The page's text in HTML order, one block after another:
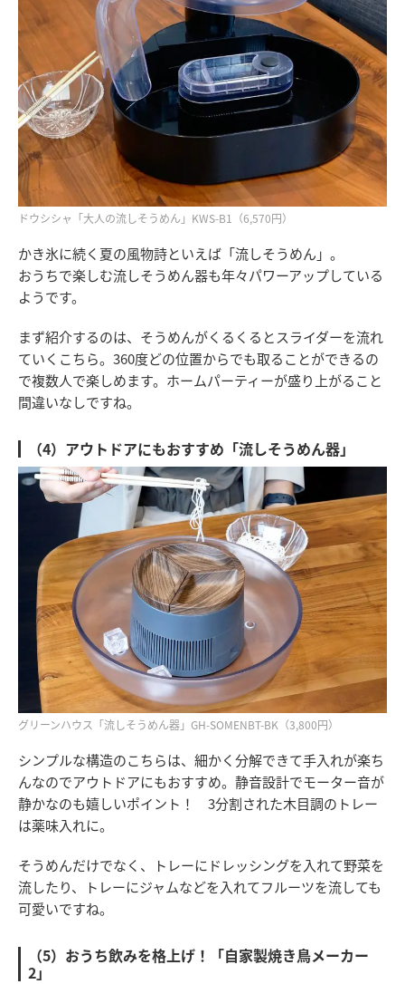
ドウシシャ「大人の流しそうめん」KWS-B1（6,570円）
かき氷に続く夏の風物詩といえば「流しそうめん」。
おうちで楽しむ流しそうめん器も年々パワーアップしている
ようです。
まず紹介するのは、そうめんがくるくるとスライダーを流れ
ていくこちら。360度どの位置からでも取ることができるの
で複数人で楽しめます。ホームパーティーが盛り上がること
間違いなしですね。
（4）アウトドアにもおすすめ「流しそうめん器」
グリーンハウス「流しそうめん器」GH-SOMENBT-BK（3,800円）
シンプルな構造のこちらは、細かく分解できて手入れが楽ち
んなのでアウトドアにもおすすめ。静音設計でモーター音が
静かなのも嬉しいポイント！ 3分割された木目調のトレー
は薬味入れに。
そうめんだけでなく、トレーにドレッシングを入れて野菜を
流したり、トレーにジャムなどを入れてフルーツを流しても
可愛いですね。
（5）おうち飲みを格上げ！「自家製焼き鳥メーカー
2」